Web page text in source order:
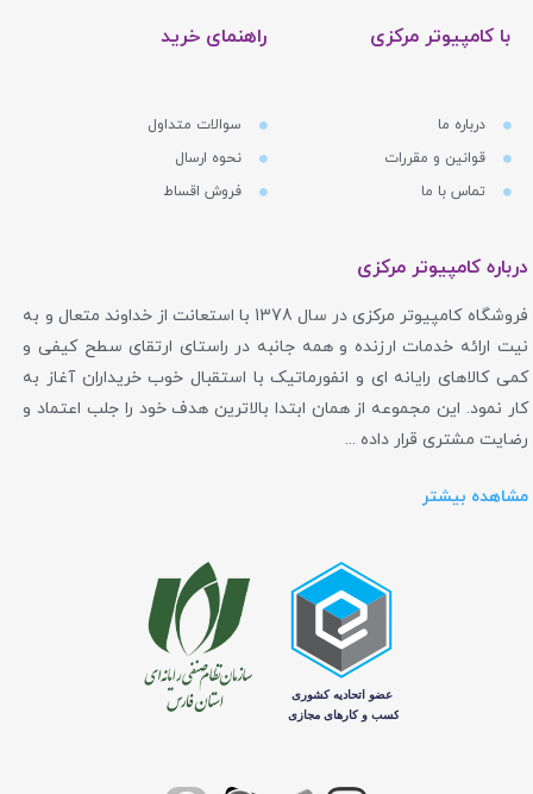
با کامپیوتر مرکزی
درباره ما
قوانین و مقررات
تماس با ما
راهنمای خرید
سوالات متداول
نحوه ارسال
فروش اقساط
درباره کامپیوتر مرکزی
فروشگاه کامپیوتر مرکزی در سال 1378 با استعانت از خداوند متعال و به
نیت ارائه خدمات ارزنده و همه جانبه در راستای ارتقای سطح کیفی و
کمی کالاهای رایانه ای و انفورماتیک با استقبال خوب خریداران آغاز به
کار نمود. این مجموعه از همان ابتدا بالاترین هدف خود را جلب اعتماد و
رضایت مشتری قرار داده ...
مشاهده بیشتر